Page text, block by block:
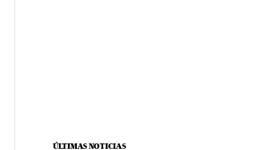
ÚLTIMAS NOTICIAS